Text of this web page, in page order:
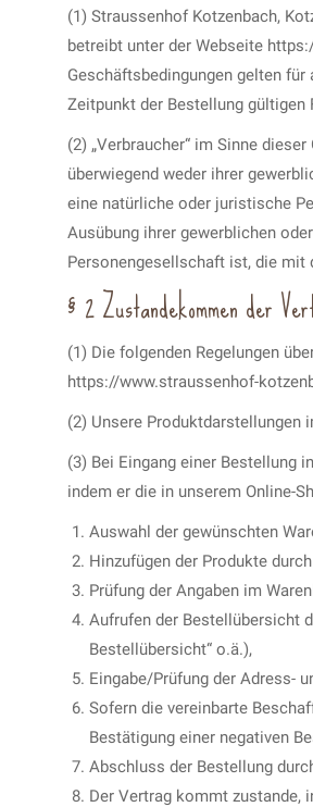
(1) Straussenhof Kotzenbach,
betreibt unter der Webseite
Geschäftsbedingungen gelten für
Zeitpunkt der Bestellung
(2) „Verbraucher“ im Sinne
überwiegend weder ihrer
eine natürliche oder juristische
Ausübung ihrer gewerblichen
Personengesellschaft ist, die mit
§ 2 Zustandekommen der
(1) Die folgenden Regelungen
https://www.straussenhof-
(2) Unsere Produktdarstellungen
(3) Bei Eingang einer Bestellung
indem er die in unserem Online-
Auswahl der gewünschten
Hinzufügen der Produkte
Prüfung der Angaben im
Aufrufen der Bestellübersicht
Bestellübersicht“ o.ä.),
Eingabe/Prüfung der Adress-
Sofern die vereinbarte
Bestätigung einer negativen
Abschluss der Bestellung
Der Vertrag kommt zustande,